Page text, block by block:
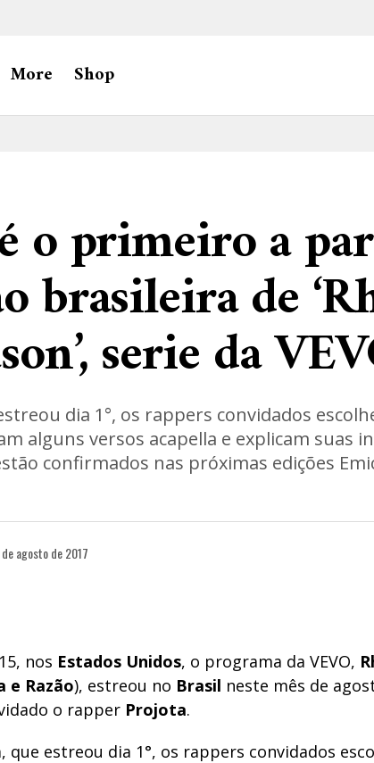
More Shop
o primeiro a
brasileira de
serie da
dia 1°, os rappers convidados
alguns versos acapella e explicam suas
confirmados nas próximas edições
agosto de 2017
nos Estados Unidos, o programa da VEVO,
e Razão), estreou no Brasil neste mês de
o rapper Projota.
que estreou dia 1°, os rappers convidados